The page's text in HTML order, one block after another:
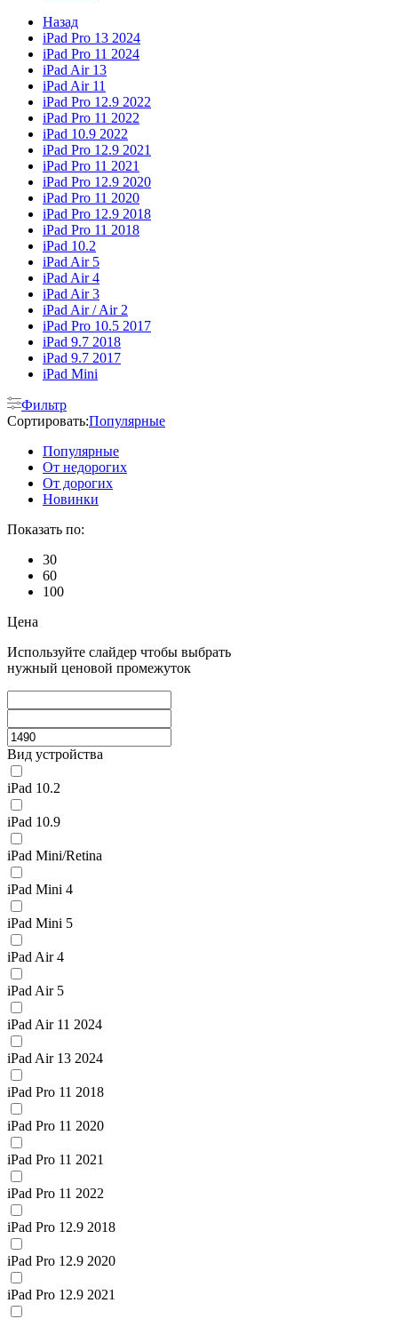
Назад
iPad Pro 13 2024
iPad Pro 11 2024
iPad Air 13
iPad Air 11
iPad Pro 12.9 2022
iPad Pro 11 2022
iPad 10.9 2022
iPad Pro 12.9 2021
iPad Pro 11 2021
iPad Pro 12.9 2020
iPad Pro 11 2020
iPad Pro 12.9 2018
iPad Pro 11 2018
iPad 10.2
iPad Air 5
iPad Air 4
iPad Air 3
iPad Air / Air 2
iPad Pro 10.5 2017
iPad 9.7 2018
iPad 9.7 2017
iPad Mini
Фильтр
Сортировать:Популярные
Популярные
От недорогих
От дорогих
Новинки
Показать по:
30
60
100
Цена
Используйте слайдер чтобы выбрать
нужный ценовой промежуток
Вид устройства
iPad 10.2
iPad 10.9
iPad Mini/Retina
iPad Mini 4
iPad Mini 5
iPad Air 4
iPad Air 5
iPad Air 11 2024
iPad Air 13 2024
iPad Pro 11 2018
iPad Pro 11 2020
iPad Pro 11 2021
iPad Pro 11 2022
iPad Pro 12.9 2018
iPad Pro 12.9 2020
iPad Pro 12.9 2021